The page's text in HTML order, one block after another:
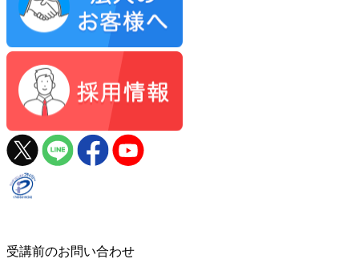
受講前のお問い合わせ